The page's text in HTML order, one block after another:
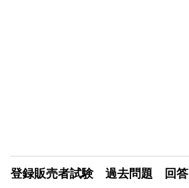
登録販売者試験 過去問題 回答